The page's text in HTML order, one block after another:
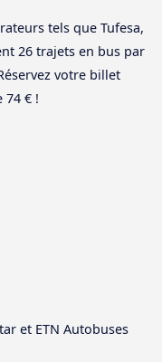
tels que Tufesa,
26 trajets en bus par
votre billet
74 € !
et ETN Autobuses